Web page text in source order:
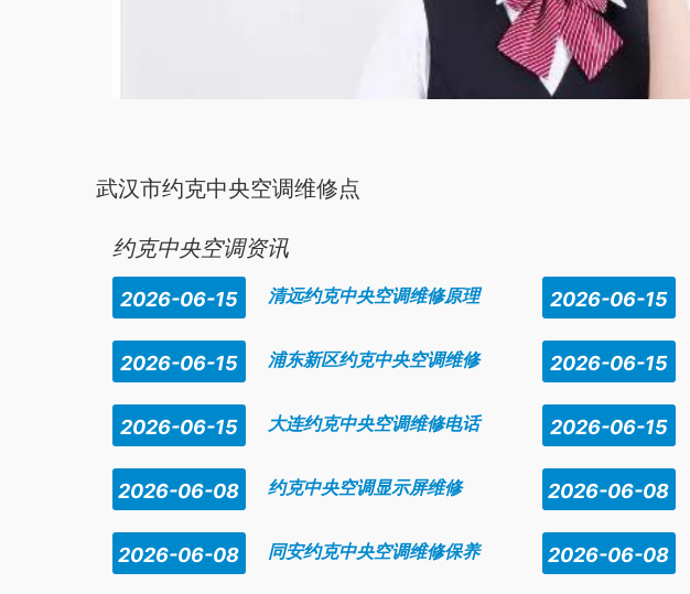
武汉市约克中央空调维修点
武汉市 地区 约克空调 维修027---
约克中央空调资讯
2026-06-15 清远约克中央空调维修原理 2026-06-15
2026-06-15 浦东新区约克中央空调维修 2026-06-15
2026-06-15 大连约克中央空调维修电话 2026-06-15
2026-06-08 约克中央空调显示屏维修 2026-06-08
2026-06-08 同安约克中央空调维修保养 2026-06-08